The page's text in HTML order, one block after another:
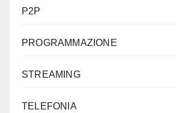
P2P
PROGRAMMAZIONE
STREAMING
TELEFONIA